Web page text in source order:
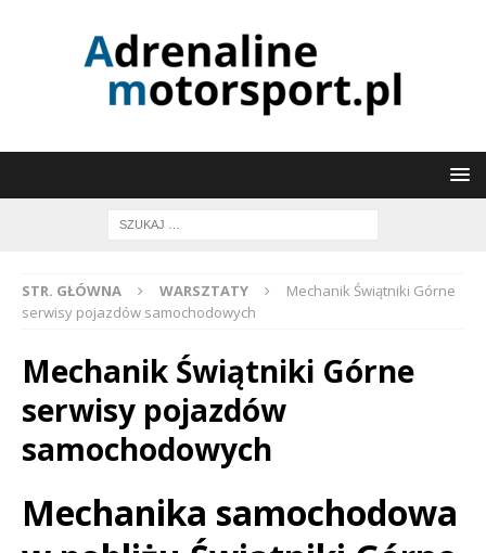
STR. GŁÓWNA WARSZTATY
Mechanik Świątniki Górne
serwisy pojazdów samochodowych
Mechanik Świątniki Górne
serwisy pojazdów
samochodowych
Mechanika samochodowa